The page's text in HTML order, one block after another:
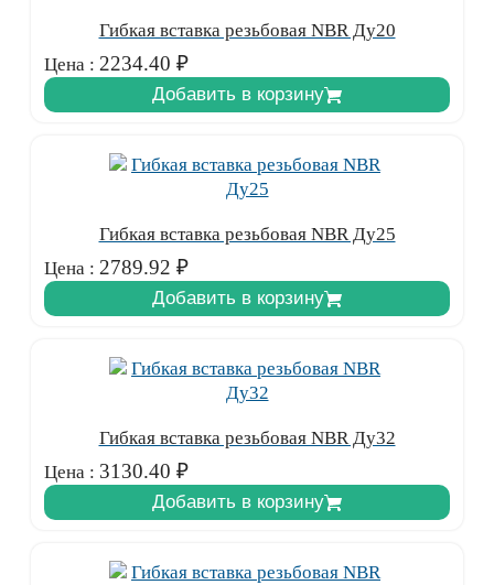
Гибкая вставка резьбовая NBR Ду20
Цена : 2234.40 ₽
Добавить в корзину
Гибкая вставка резьбовая NBR Ду25
Цена : 2789.92 ₽
Добавить в корзину
Гибкая вставка резьбовая NBR Ду32
Цена : 3130.40 ₽
Добавить в корзину